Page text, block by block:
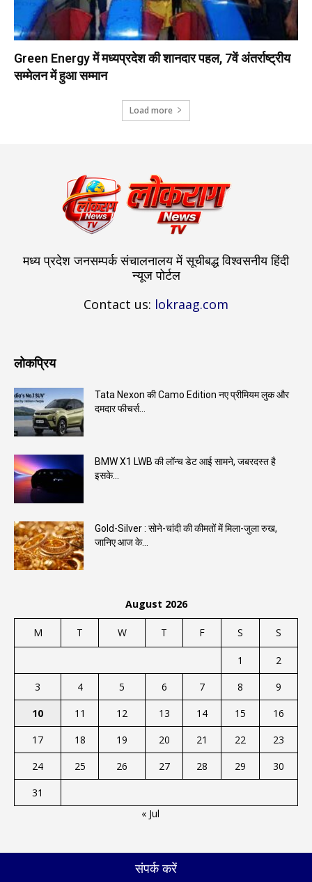
Green Energy में मध्यप्रदेश की शानदार पहल, 7वें अंतर्राष्ट्रीय
सम्मेलन में हुआ सम्मान
Load more
मध्य प्रदेश जनसम्पर्क संचालनालय में सूचीबद्ध विश्वसनीय हिंदी
न्यूज पोर्टल
Contact us: lokraag.com
लोकप्रिय
Tata Nexon की Camo Edition नए प्रीमियम लुक और
दमदार फीचर्स...
BMW X1 LWB की लॉन्च डेट आई सामने, जबरदस्त है
इसके...
Gold-Silver : सोने-चांदी की कीमतों में मिला-जुला रुख,
जानिए आज के...
August 2026
M T W T F S S
1
2
3
4 5 6 7 8
9
10
11 12 13 14 15
16
17
18 19 20 21 22
23
24
25 26 27 28 29
30
31
« Jul
संपर्क करें